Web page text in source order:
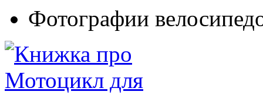
Фотографии